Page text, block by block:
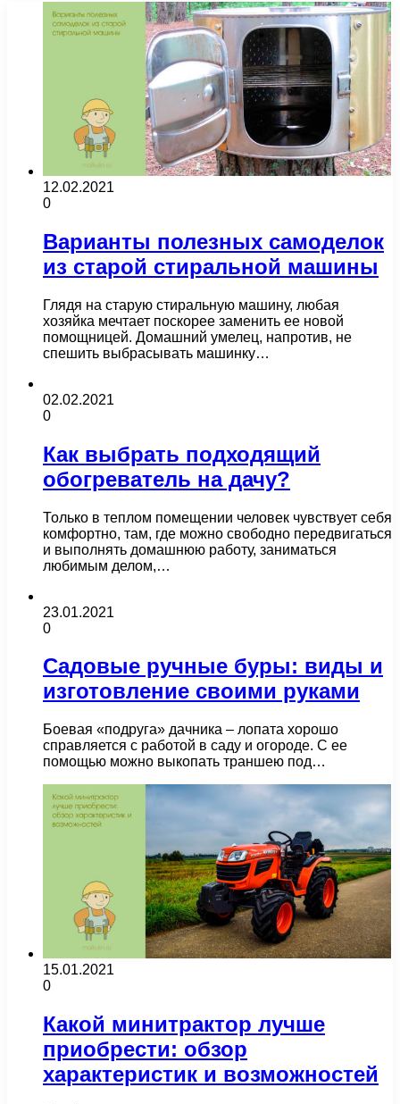
12.02.2021
0
Варианты полезных самоделок
из старой стиральной машины
Глядя на старую стиральную машину, любая
хозяйка мечтает поскорее заменить ее новой
помощницей. Домашний умелец, напротив, не
спешить выбрасывать машинку…
02.02.2021
0
Как выбрать подходящий
обогреватель на дачу?
Только в теплом помещении человек чувствует себя
комфортно, там, где можно свободно передвигаться
и выполнять домашнюю работу, заниматься
любимым делом,…
23.01.2021
0
Садовые ручные буры: виды и
изготовление своими руками
Боевая «подруга» дачника – лопата хорошо
справляется с работой в саду и огороде. С ее
помощью можно выкопать траншею под…
15.01.2021
0
Какой минитрактор лучше
приобрести: обзор
характеристик и возможностей